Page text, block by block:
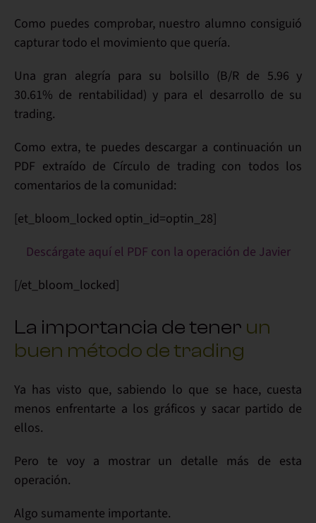
Como puedes comprobar, nuestro alumno consiguió
capturar todo el movimiento que quería.
Una gran alegría para su bolsillo (B/R de 5.96 y
30.61% de rentabilidad) y para el desarrollo de su
trading.
Como extra, te puedes descargar a continuación un
PDF extraído de Círculo de tradingcon todos los
comentarios de la comunidad:
[et_bloom_locked optin_id=optin_28]
Descárgate aquí el PDF con la operación de Javier
[/et_bloom_locked]
La importancia de tener un
buen método de trading
Ya has visto que, sabiendo lo que se hace, cuesta
menos enfrentarte a los gráficos y sacar partido de
ellos.
Pero te voy a mostrarun detalle más de esta
operación.
Algo sumamente importante.